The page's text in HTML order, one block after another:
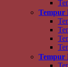
Tempur
Tempur